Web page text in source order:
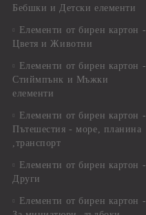
Бебшки и Детски елементи
Елементи от бирен картон -
Цветя и Животни
Елементи от бирен картон -
Стиймпънк и Мъжки
елементи
Елементи от бирен картон -
Пътешестия - море, планина
,транспорт
Елементи от бирен картон -
Други
Елементи от бирен картон -